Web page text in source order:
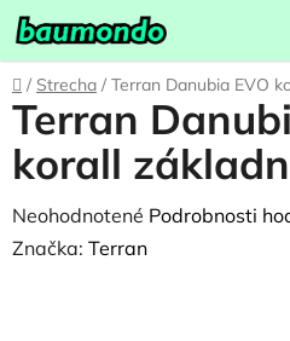
Prejsť
na
obsah
Domov
/ Strecha / Terran Danubia EVO
Terran
korall
Priemerné
hodnotenie
Neohodnotené Podrobnosti
Značka: Terran